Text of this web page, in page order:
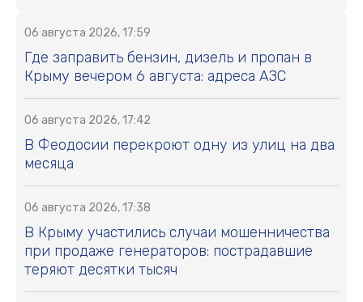
06 августа 2026, 17:59
Где заправить бензин, дизель и пропан в
Крыму вечером 6 августа: адреса АЗС
06 августа 2026, 17:42
В Феодосии перекроют одну из улиц на два
месяца
06 августа 2026, 17:38
В Крыму участились случаи мошенничества
при продаже генераторов: пострадавшие
теряют десятки тысяч